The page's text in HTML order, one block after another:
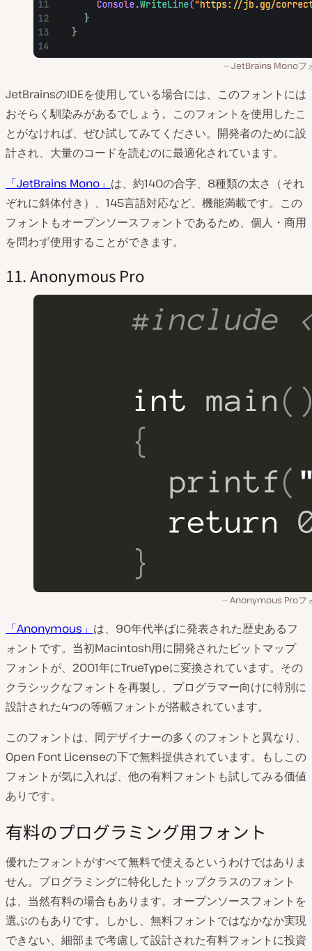
JetBrains Monoフ
JetBrainsのIDEを使用している場合には、このフォントには
おそらく馴染みがあるでしょう。このフォントを使用したこ
とがなければ、ぜひ試してみてください。開発者のために設
計され、大量のコードを読むのに最適化されています。
「JetBrains Mono」 は、約140の合字、8種類の太さ（それ
ぞれに斜体付き）、145言語対応など、機能満載です。この
フォントもオープンソースフォントであるため、個人・商用
を問わず使用することができます。
11. Anonymous Pro
Anonymous Proフ
「Anonymous」 は、90年代半ばに発表された歴史あるフ
ォントです。当初Macintosh用に開発されたビットマップ
フォントが、2001年にTrueTypeに変換されています。その
クラシックなフォントを再製し、プログラマー向けに特別に
設計された4つの等幅フォントが搭載されています。
このフォントは、同デザイナーの多くのフォントと異なり、
Open Font Licenseの下で無料提供されています。もしこの
フォントが気に入れば、他の有料フォントも試してみる価値
ありです。
有料のプログラミング用フォント
優れたフォントがすべて無料で使えるというわけではありま
せん。プログラミングに特化したトップクラスのフォント
は、当然有料の場合もあります。オープンソースフォントを
選ぶのもありです。しかし、無料フォントではなかなか実現
できない、細部まで考慮して設計された有料フォントに投資